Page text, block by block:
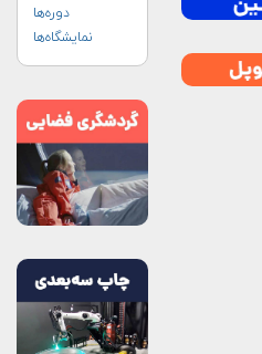
دوره‌ها
نمایشگاه‌ها